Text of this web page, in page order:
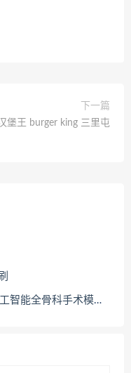
下一篇
堡王 burger king 三里屯
全骨科手术模拟系统